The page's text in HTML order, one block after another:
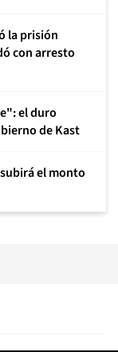
la prisión
con arresto
el duro
de Kast
el monto